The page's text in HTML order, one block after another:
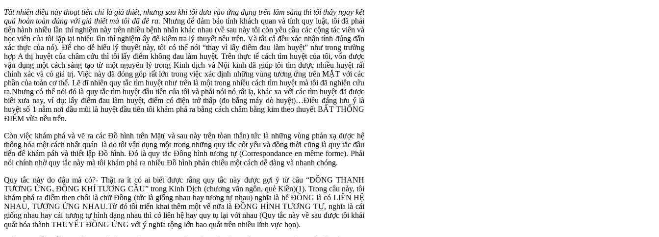
Tất nhiên điều này thoạt tiên chỉ là giả thiết, nhưng sau khi tôi đưa vào ứng dụng trên lâm sàng thì tôi thấy ngay kết
quả hoàn toàn đúng với giả thiết mà tôi đã đề ra. Nhưng để đảm bảo tính khách quan và tính quy luật, tôi đã phải
tiến hành nhiều lần thí nghiệm này trên nhiều bệnh nhân khác nhau (về sau này tôi còn yêu cầu các cộng tác viên và
học viên của tôi lặp lại nhiều lần thí nghiệm ấy để kiểm tra lý thuyết nêu trên. Và tất cả đều xác nhận tính đúng đắn
xác thực của nó). Để cho dễ hiểu lý thuyết này, tôi có thể nói “thay vì lấy điểm đau làm huyệt” như trong trường
hợp A thị huyệt của châm cứu thì tôi lấy điểm không đau làm huyệt. Trên thực tế cách tìm huyệt của tôi, vốn được
vận dụng một cách sáng tạo từ một nguyên lý trong Kinh dịch và Nội kinh đã giúp tôi tìm được nhiều huyệt rất
chính xác và có giá trị. Việc này đã đóng góp rất lớn trong việc xác định những vùng tương ứng trên MẶT với các
phần của toàn cơ thể. Lẽ dĩ nhiên quy tắc tìm huyệt như trên là một trong nhiều cách tìm huyệt mà tôi đã nghiên cứu
ra.Nhưng có thể nói đó là quy tắc tìm huyệt đầu tiên của tôi và phải nói nó rất lạ, khác xa với các tìm huyệt đã được
biết xưa nay, ví dụ: lấy điểm đau làm huyệt, điểm có điện trở thấp (đo bằng máy dò huyệt)…Điều đáng lưu ý là
huyệt số 1 nằm nơi đầu mũi là huyệt đầu tiên tôi khám phá ra bằng cách châm bằng kim theo thuyết BẤT THỐNG
ĐIỂM vừa nêu trên.
Còn việc khám phá và vẽ ra các Đồ hình trên Mặt( và sau này trên tòan thân) tức là những vùng phản xạ được hệ
thống hóa một cách nhất quán là do tôi vận dụng một trong những quy tắc cốt yếu và đồng thời cũng là quy tắc đầu
tiên để khám páh và thiết lập Đồ hình. Đó là quy tắc Đồng hình tương tự (Correspondance en même forme). Phải
nói chính nhờ quy tắc này mà tôi khám phá ra nhiều Đồ hình phản chiếu một cách dễ dàng và nhanh chóng.
Quy tắc này do đâu mà có?- Thật ra ít có ai biết được rằng quy tắc này được gợi ý từ câu “ĐỒNG THANH
TƯƠNG ỨNG, ĐỒNG KHÍ TƯƠNG CẦU” trong Kinh Dịch (chương văn ngôn, quẻ Kiền)(1). Trong câu này, tôi
khám phá ra điểm then chốt là chữ Đồng (tức là giống nhau hay tương tự nhau) nghĩa là hễ ĐỒNG là có LIÊN HỆ
NHAU, TƯƠNG ỨNG NHAU.Từ đó tôi triển khai thêm một vế nữa là ĐỒNG HÌNH TƯƠNG TỰ, nghĩa là cái
giống nhau hay cái tương tự hình dạng nhau thì có liên hệ hay quy tụ lại với nhau (Quy tắc này về sau được tôi khái
quát hóa thành THUYẾT ĐỒNG ỨNG với ý nghĩa rộng lớn bao quát trên nhiều lĩnh vực họn).